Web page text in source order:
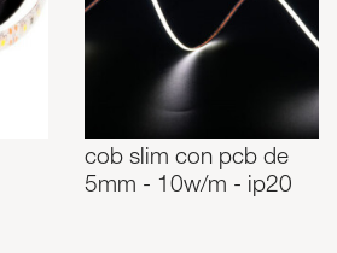
cob slim con pcb de
5mm - 10w/m - ip20